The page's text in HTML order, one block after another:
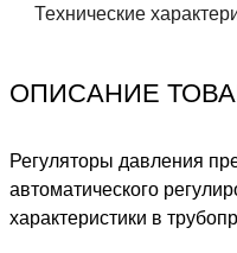
Технические
ОПИСАНИЕ
Регуляторы давления
автоматического
характеристики в